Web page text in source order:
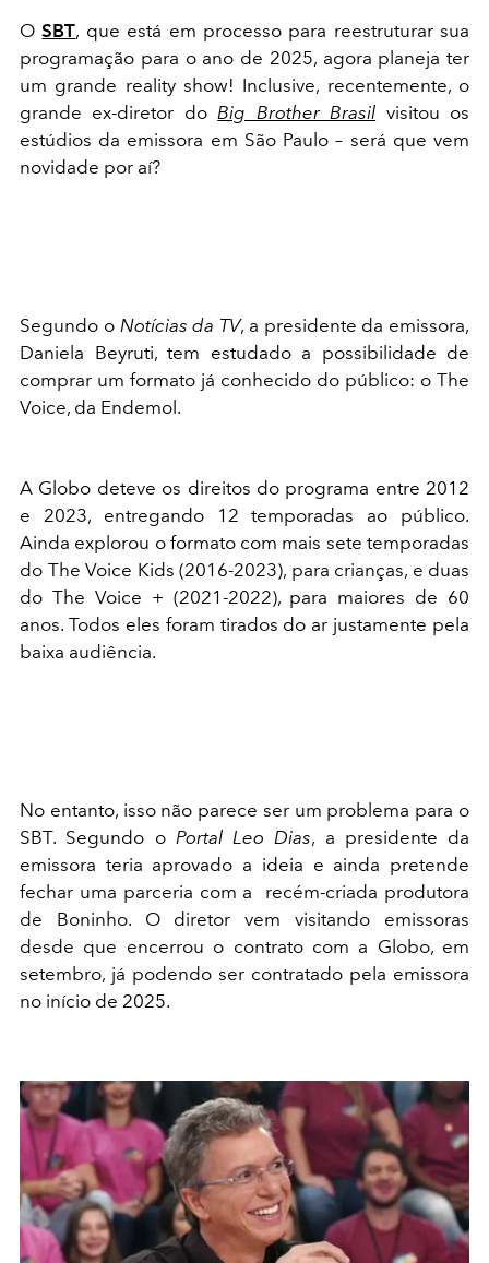
OSBT, que está em processo para reestruturar sua
programação para o ano de 2025, agora planeja ter
um grande reality show! Inclusive, recentemente, o
grande ex-diretor do Big Brother Brasil visitou os
estúdios da emissora em São Paulo – será que vem
novidade por aí?
Segundo o Notícias da TV, a presidente da emissora,
Daniela Beyruti, tem estudado a possibilidade de
comprar um formato já conhecido do público: o The
Voice, da Endemol.
A Globo deteve os direitos do programa entre 2012
e 2023, entregando 12 temporadas ao público.
Ainda explorou o formato com mais sete temporadas
do The Voice Kids (2016-2023), para crianças, e duas
do The Voice + (2021-2022), para maiores de 60
anos. Todos eles foram tirados do ar justamente pela
baixa audiência.
No entanto, isso não parece ser um problema para o
SBT. Segundo o Portal Leo Dias, a presidente da
emissora teria aprovado a ideia e ainda pretende
fechar uma parceria com a recém-criada produtora
de Boninho. O diretor vem visitando emissoras
desde que encerrou o contrato com a Globo, em
setembro, já podendo ser contratado pela emissora
no início de 2025.